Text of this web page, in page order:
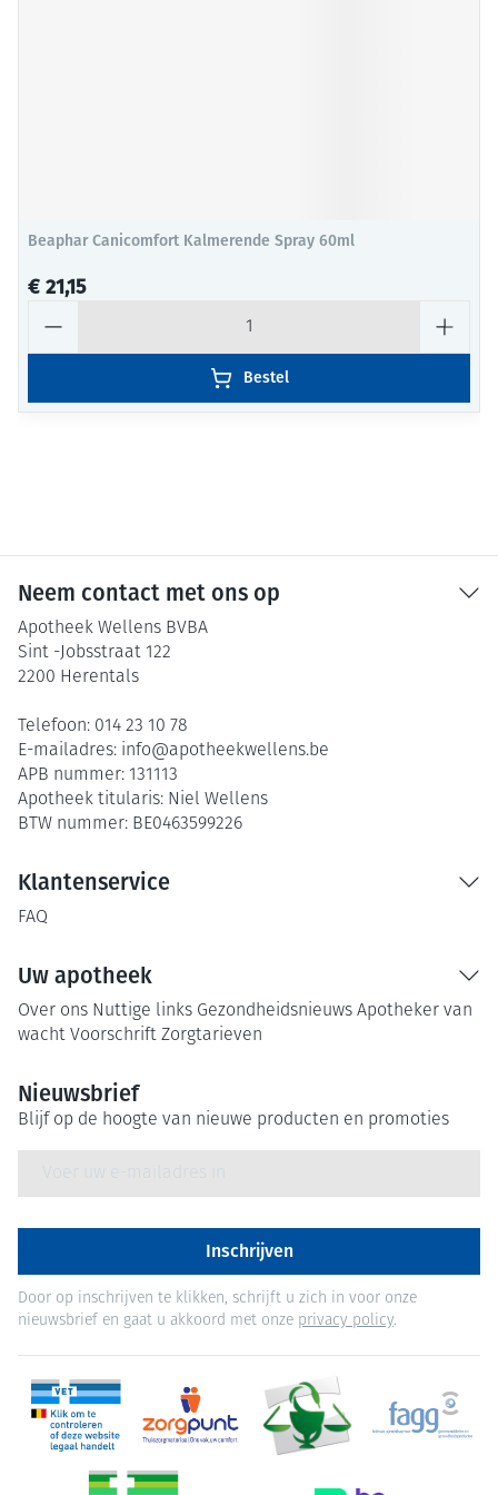
Beaphar Canicomfort Kalmerende Spray 60ml
€ 21,15
Bestel
Neem contact met ons op
Apotheek Wellens BVBA
Sint -Jobsstraat 122
2200 Herentals
Telefoon: 014 23 10 78
E-mailadres: info@apotheekwellens.be
APB nummer: 131113
Apotheek titularis: Niel Wellens
BTW nummer: BE0463599226
Klantenservice
FAQ
Uw apotheek
Over ons Nuttige links Gezondheidsnieuws Apotheker van
wacht Voorschrift Zorgtarieven
Nieuwsbrief
Blijf op de hoogte van nieuwe producten en promoties
Inschrijven
Door op inschrijven te klikken, schrijft u zich in voor onze
nieuwsbrief en gaat u akkoord met onze privacy policy.